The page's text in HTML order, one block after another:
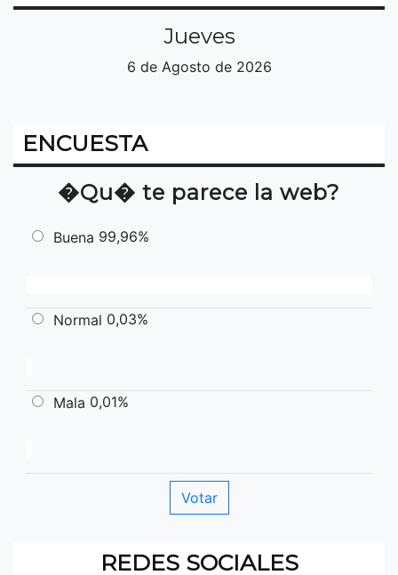
Jueves
6 de Agosto de 2026
ENCUESTA
�Qu� te parece la web?
Buena 99,96%
Normal 0,03%
Mala 0,01%
REDES SOCIALES